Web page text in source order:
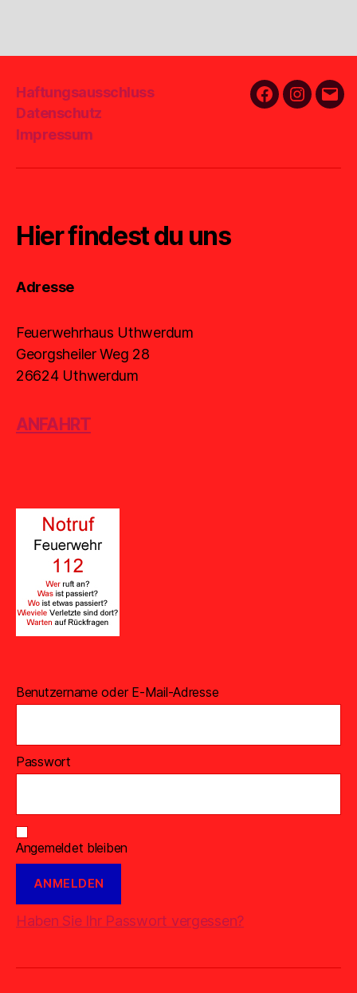
Haftungsausschluss
Datenschutz
Impressum
FacebookE-
Hier findest du uns
Adresse
Feuerwehrhaus Uthwerdum
Georgsheiler Weg 28
26624 Uthwerdum
ANFAHRT
Benutzername oder E-Mail-Adresse
Passwort
Angemeldet bleiben
Haben Sie Ihr Passwort vergessen?